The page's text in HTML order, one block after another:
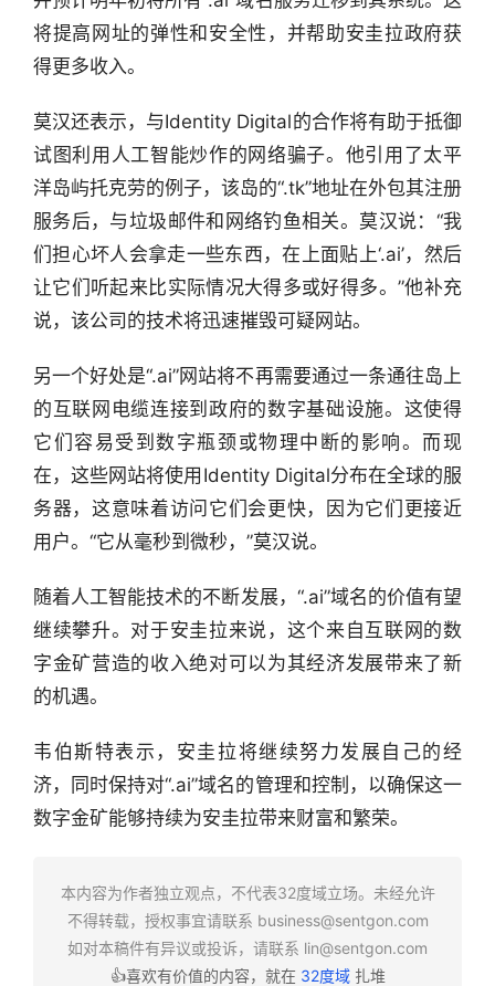
产
经
据
研
选
报
告
创
之
商
机
链
合
将提高网址的弹性和安全性，并帮助安圭拉政府获
得更多收入。
莫汉还表示，与Identity Digital的合作将有助于抵御
试图利用人工智能炒作的网络骗子。他引用了太平
洋岛屿托克劳的例子，该岛的“.tk”地址在外包其注册
服务后，与垃圾邮件和网络钓鱼相关。莫汉说：“我
们担心坏人会拿走一些东西，在上面贴上‘.ai’，然后
让它们听起来比实际情况大得多或好得多。”他补充
说，该公司的技术将迅速摧毁可疑网站。
另一个好处是“.ai”网站将不再需要通过一条通往岛上
的互联网电缆连接到政府的数字基础设施。这使得
它们容易受到数字瓶颈或物理中断的影响。而现
在，这些网站将使用Identity Digital分布在全球的服
务器，这意味着访问它们会更快，因为它们更接近
用户。“它从毫秒到微秒，”莫汉说。
随着人工智能技术的不断发展，“.ai”域名的价值有望
继续攀升。对于安圭拉来说，这个来自互联网的数
字金矿营造的收入绝对可以为其经济发展带来了新
的机遇。
韦伯斯特表示，安圭拉将继续努力发展自己的经
济，同时保持对“.ai”域名的管理和控制，以确保这一
数字金矿能够持续为安圭拉带来财富和繁荣。
本内容为作者独立观点，不代表32度域立场。未经允许
不得转载，授权事宜请联系 business@sentgon.com
如对本稿件有异议或投诉，请联系 lin@sentgon.com
👍喜欢有价值的内容，就在 32度域扎堆